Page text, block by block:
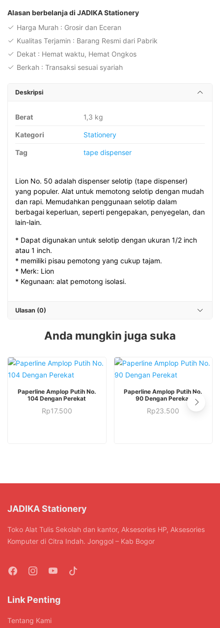
50
Pemotong
Solasi
Alasan berbelanja di JADIKA Stationery
Harga Murah : Grosir dan Eceran
Kualitas Terjamin : Barang Resmi dari Pabrik
Dekat : Hemat waktu, Hemat Ongkos
Berkah : Transaksi sesuai syariah
Deskripsi
Berat 1,3 kg
Kategori Stationery
Tag tape dispenser
Lion No. 50 adalah dispenser selotip (tape dispenser)
yang populer. Alat untuk memotong selotip dengan mudah
dan rapi. Memudahkan penggunaan selotip dalam
berbagai keperluan, seperti pengepakan, penyegelan, dan
lain-lain.
* Dapat digunakan untuk selotip dengan ukuran 1/2 inch
atau 1 inch.
* memiliki pisau pemotong yang cukup tajam.
* Merk: Lion
* Kegunaan: alat pemotong isolasi.
Ulasan (0)
Anda mungkin juga suka
Paperline Amplop Putih No.
104 Dengan Perekat
Rp17.500
Paperline Amplop Putih No.
90 Dengan Perekat
Rp23.500
JADIKA Stationery
Toko Alat Tulis Sekolah dan kantor, Aksesories HP, Aksesories
Komputer di Citra Indah. Jonggol – Kab Bogor
Link Penting
Tentang Kami